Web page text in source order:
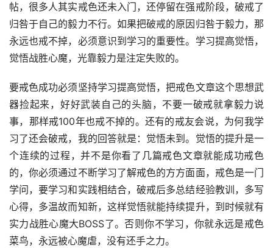
帖，很多人其实戒色还未入门，还停留在强戒阶段，破戒了
归咎于自己的毅力不行。如果把破戒的原因归咎于毅力，那
永远也戒不掉，必须意识到学习的重要性。学习提高觉悟，
觉悟战胜心魔，光靠毅力是注定失败的。
要戒色成功必须坚持学习提高觉悟，把戒色文章这个思想武
器捡起来，好好武装自己的头脑，不要一破戒就拿毅力说
事，那样戒100年也戒不掉的。还有的戒友会说，为何我学
习了还会破戒，我的回答就是：觉悟未到。觉悟的提升是一
个连续的过程，并不是你看了几篇戒色文章就能成功戒色
的，你必须通过不断学习了解戒色的方方面面，戒色是一门
学问，要学习和实践相结合，破戒后多总结经验教训，多写
心得，多温故而知新，这样觉悟就能持续提升，到时候就有
实力战胜心魔大BOSS了。否则你不学习，你就永远是戒色
菜鸟，永远被心魔虐，没有还手之力。